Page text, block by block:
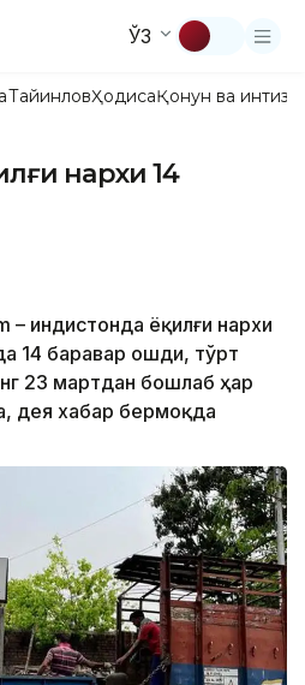
ЎЗ
ТайинловҲодисаҚонун ва
нархи 14
– Ҳиндистонда ёқилғи нархи
14 баравар ошди, тўрт
23 мартдан бошлаб ҳар
дея хабар бермоқда